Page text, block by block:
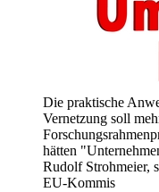
Die praktische
Vernetzung soll
hätten
Rudolf Strohmeier,
EU-Kommis